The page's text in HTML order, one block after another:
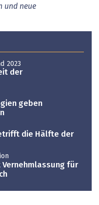
und neue
2023
der
geben
die Hälfte der
für